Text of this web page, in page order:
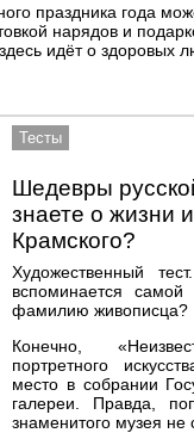
праздника года
нарядов и
идёт о здоровых
Тесты
Шедевры
знаете о жизни
Крамского?
Художественный
вспоминается
фамилию живописца?
Конечно,
портретного
место в собрании
галереи. Правда,
знаменитого музея не